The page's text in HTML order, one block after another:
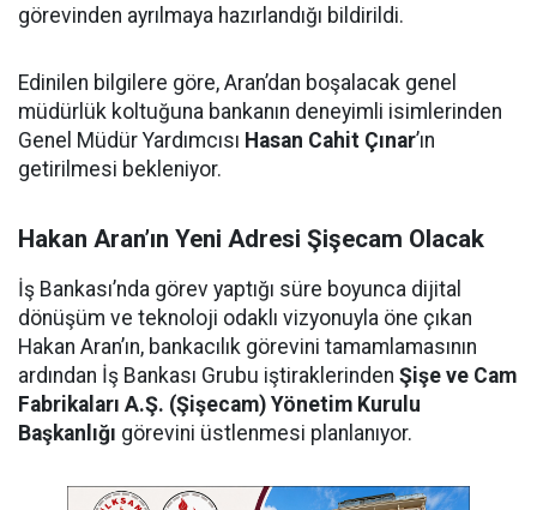
görevinden ayrılmaya hazırlandığı bildirildi.
Edinilen bilgilere göre, Aran’dan boşalacak genel
müdürlük koltuğuna bankanın deneyimli isimlerinden
Genel Müdür Yardımcısı Hasan Cahit Çınar’ın
getirilmesi bekleniyor.
Hakan Aran’ın Yeni Adresi Şişecam Olacak
İş Bankası’nda görev yaptığı süre boyunca dijital
dönüşüm ve teknoloji odaklı vizyonuyla öne çıkan
Hakan Aran’ın, bankacılık görevini tamamlamasının
ardından İş Bankası Grubu iştiraklerinden Şişe ve Cam
Fabrikaları A.Ş. (Şişecam) Yönetim Kurulu
Başkanlığı görevini üstlenmesi planlanıyor.